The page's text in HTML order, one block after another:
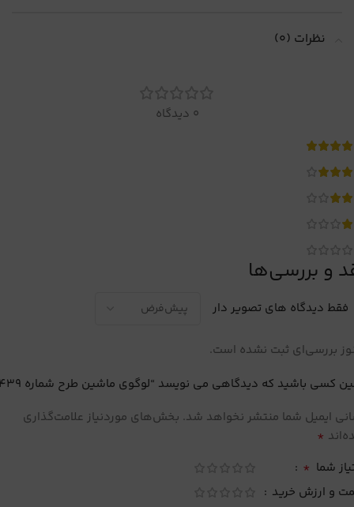
نظرات (0)
0 دیدگاه
و بررسی‌ها
فقط دیدگاه های تصویر دار
بررسی‌ای ثبت نشده است.
کسی باشید که دیدگاهی می نویسد “لوگوی ماشین طرح شماره 439”
ایمیل شما منتشر نخواهد شد. بخش‌های موردنیاز علامت‌گذاری
*
شما *
و ارزش خرید